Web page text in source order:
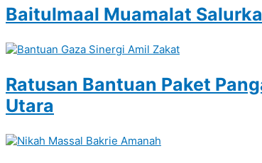
Baitulmaal Muamalat
Ratusan Bantuan Paket
Utara